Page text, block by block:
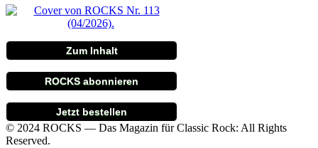
Zum Inhalt
ROCKS abonnieren
Jetzt bestellen
© 2024 ROCKS — Das Magazin für Classic Rock: All Rights
Reserved.